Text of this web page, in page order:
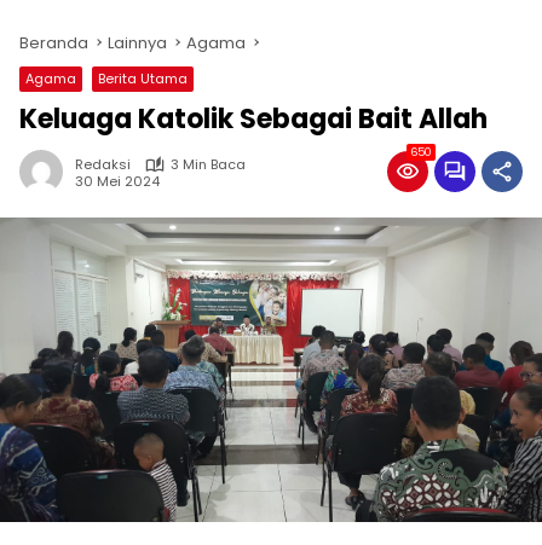
Beranda Lainnya Agama
Agama Berita Utama
Keluaga Katolik Sebagai Bait Allah
Redaksi
3 Min Baca
30 Mei 2024
650